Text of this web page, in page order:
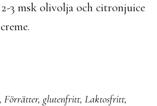
3 msk olivolja och citronjuice
, Förrätter, glutenfritt, Laktosfritt,